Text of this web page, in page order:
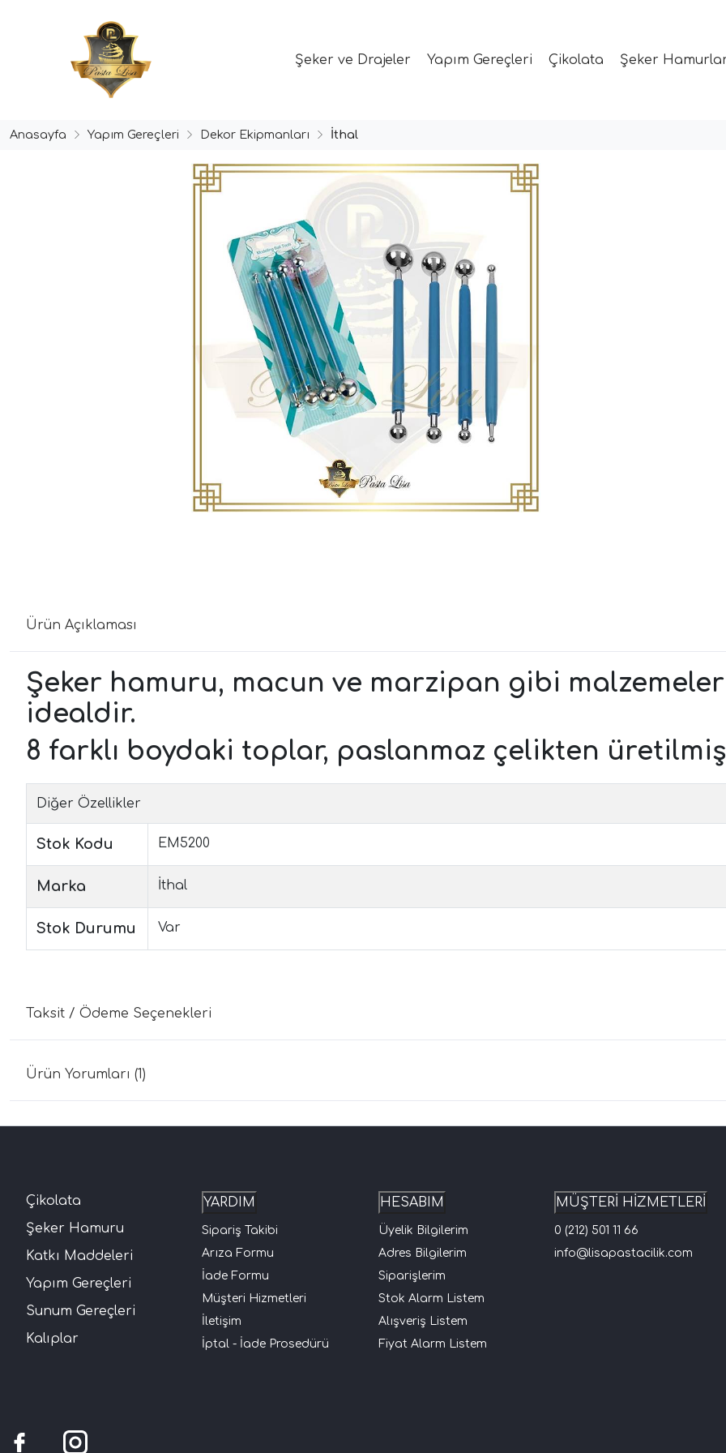
Şeker ve Drajeler Yapım Gereçleri Çikolata Şeker
Anasayfa Yapım Gereçleri Dekor Ekipmanları İthal
Ürün Açıklaması
Şeker hamuru, macun ve marzipan gibi
idealdir.
8 farklı boydaki toplar, paslanmaz çelikten
Diğer Özellikler
Stok Kodu EM5200
Marka İthal
Stok Durumu Var
Taksit / Ödeme Seçenekleri
Ürün Yorumları (1)
Çikolata
Şeker Hamuru
Katkı Maddeleri
Yapım Gereçleri
Sunum Gereçleri
Kalıplar
YARDIM
Sipariş Takibi
Arıza Formu
İade Formu
Müşteri Hizmetleri
İletişim
İptal - İade Prosedürü
HESABIM
Üyelik Bilgilerim
Adres Bilgilerim
Siparişlerim
Stok Alarm Listem
Alışveriş Listem
Fiyat Alarm Listem
MÜŞTERİ HİZMETLERİ
0 (212) 501 11 66
info@lisapastacilik.com